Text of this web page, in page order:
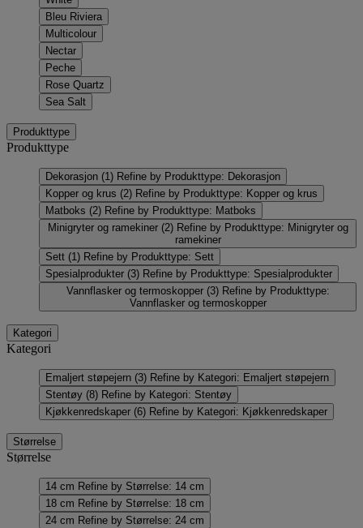
Bleu Riviera
Multicolour
Nectar
Peche
Rose Quartz
Sea Salt
Produkttype
Produkttype
Dekorasjon (1) Refine by Produkttype: Dekorasjon
Kopper og krus (2) Refine by Produkttype: Kopper og krus
Matboks (2) Refine by Produkttype: Matboks
Minigryter og ramekiner (2) Refine by Produkttype: Minigryter og
ramekiner
Sett (1) Refine by Produkttype: Sett
Spesialprodukter (3) Refine by Produkttype: Spesialprodukter
Vannflasker og termoskopper (3) Refine by Produkttype:
Vannflasker og termoskopper
Kategori
Kategori
Emaljert støpejern (3) Refine by Kategori: Emaljert støpejern
Stentøy (8) Refine by Kategori: Stentøy
Kjøkkenredskaper (6) Refine by Kategori: Kjøkkenredskaper
Størrelse
Størrelse
14 cm Refine by Størrelse: 14 cm
18 cm Refine by Størrelse: 18 cm
24 cm Refine by Størrelse: 24 cm